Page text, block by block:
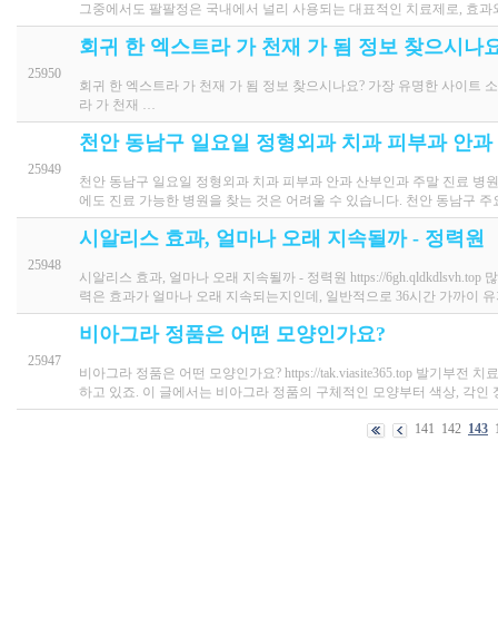
그중에서도 팔팔정은 국내에서 널리 사용되는 대표적인 치료제로, 효
25950
회귀 한 엑스트라 가 천재 가 됨 정보 찾으시나
회귀 한 엑스트라 가 천재 가 됨 정보 찾으시나요? 가장 유명한 사이트
라 가 천재 …
25949
천안 동남구 일요일 정형외과 치과 피부과 안
천안 동남구 일요일 정형외과 치과 피부과 안과 산부인과 주말 진료
에도 진료 가능한 병원을 찾는 것은 어려울 수 있습니다. 천안 동남구
25948
시알리스 효과, 얼마나 오래 지속될까 - 정력원
시알리스 효과, 얼마나 오래 지속될까 - 정력원 https://
력은 효과가 얼마나 오래 지속되는지인데, 일반적으로 36시간 가까이
25947
비아그라 정품은 어떤 모양인가요?
비아그라 정품은 어떤 모양인가요? https://tak.viasite365.top 발기부전
하고 있죠. 이 글에서는 비아그라 정품의 구체적인 모양부터 색상, 각인
141 142 143